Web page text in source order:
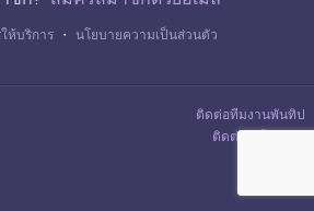
ห้บริการ ・ นโยบายความเป็นส่วนตัว
ติดต่อทีมงานพันทิป
ติดต่อลงโฆษณา